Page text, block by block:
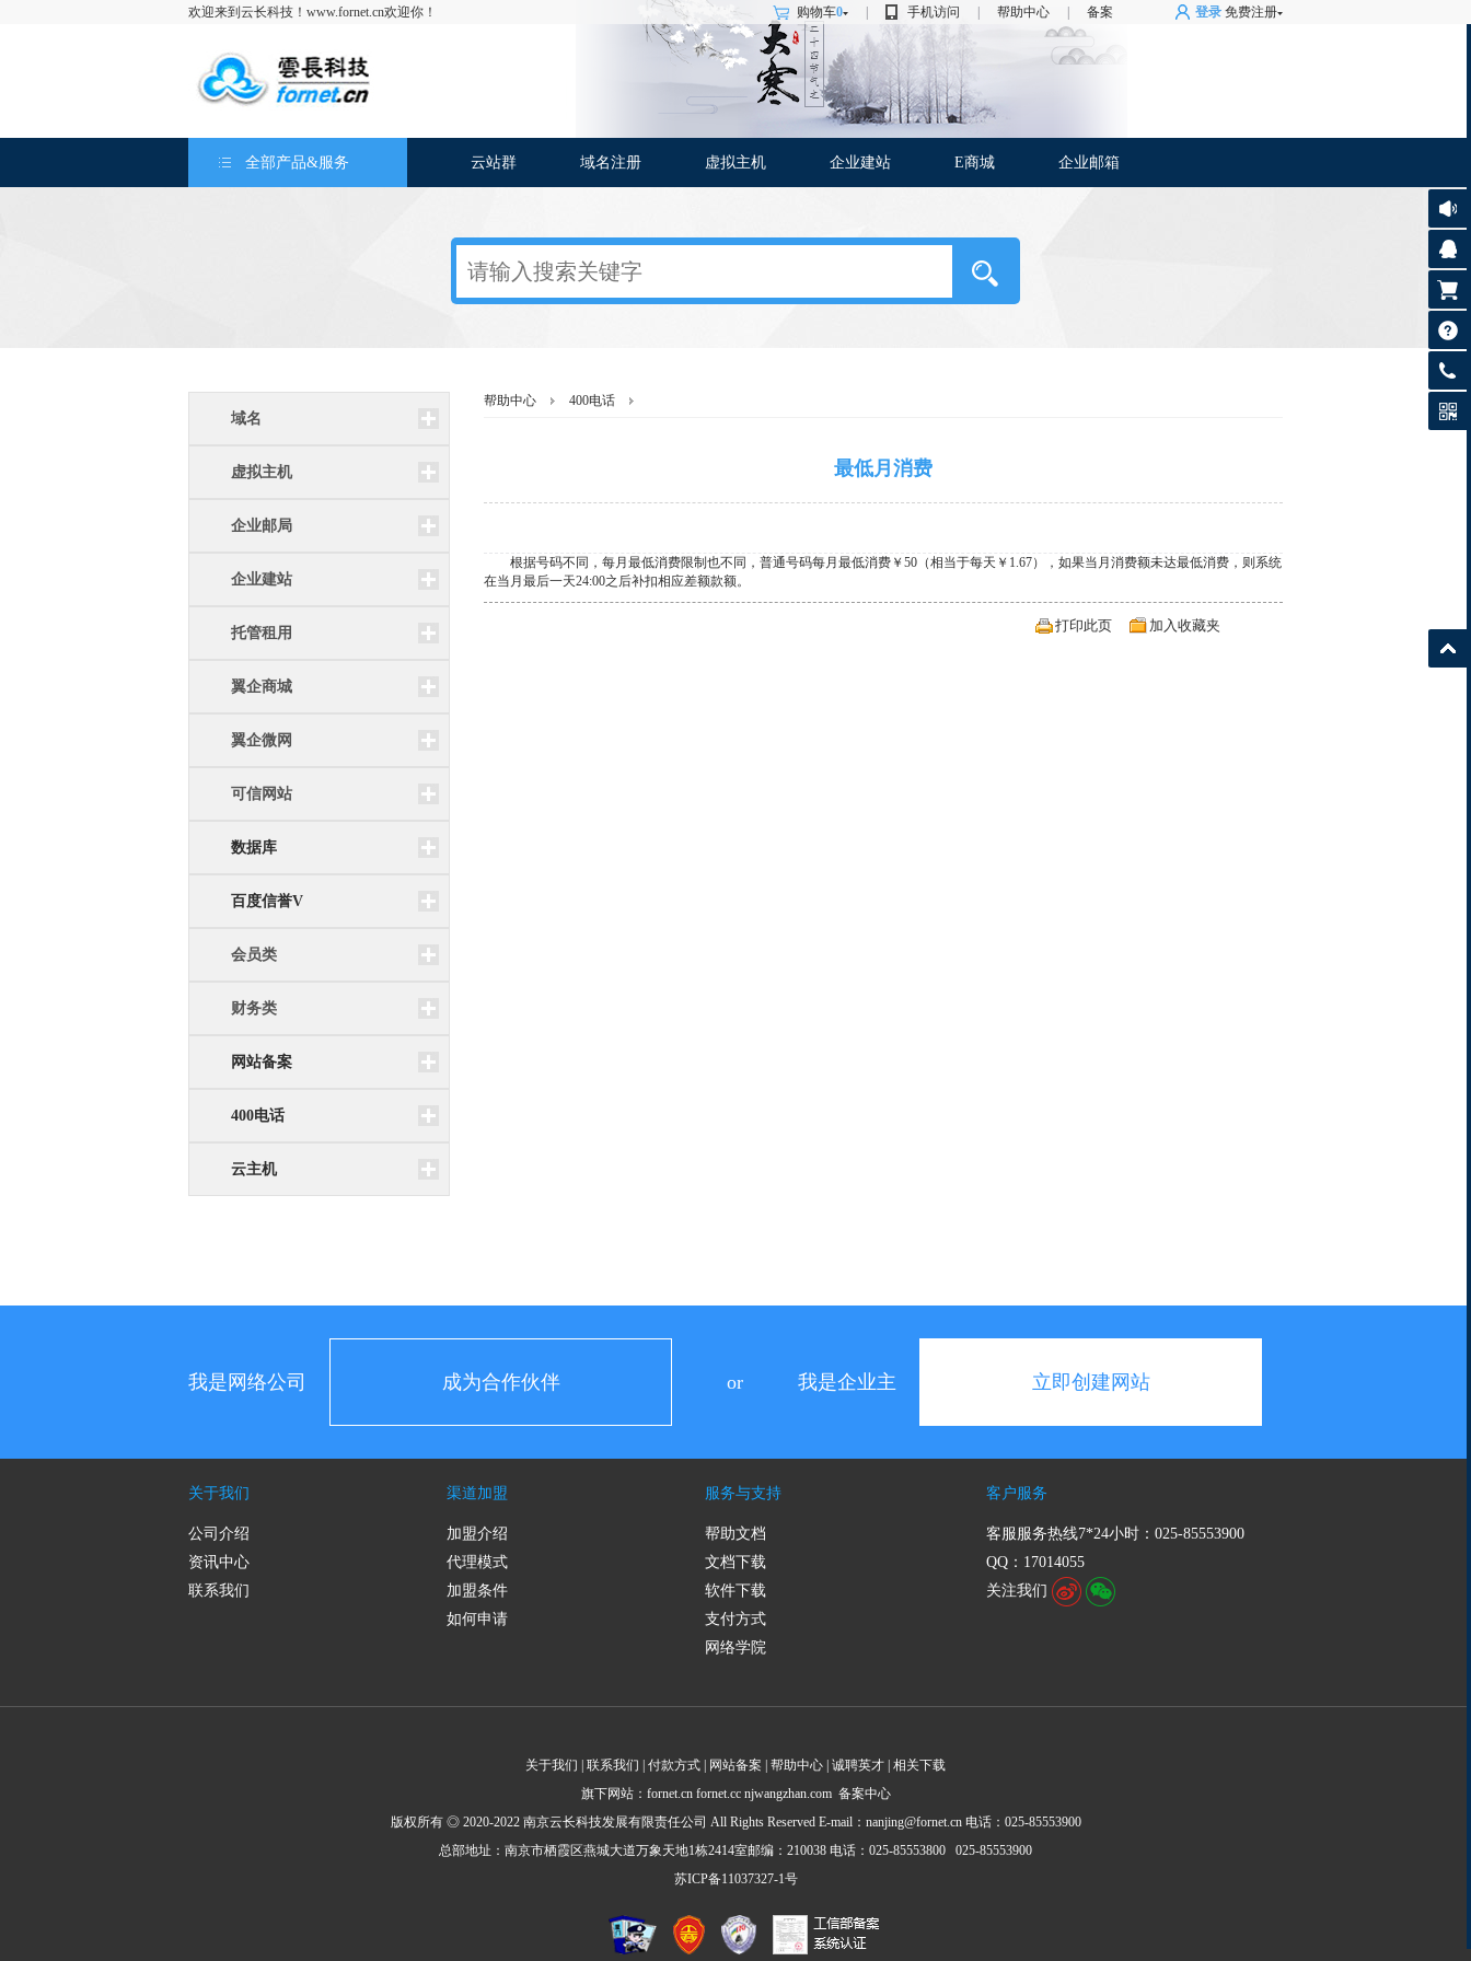
欢迎来到云长科技！www.fornet.cn欢迎你！ 购物车0 手机访问 帮助中心 备案 登录 免费注册
全部产品&服务 云站群 域名注册 虚拟主机 企业建站 E商城 企业邮箱
域名
虚拟主机
企业邮局
企业建站
托管租用
翼企商城
翼企微网
可信网站
数据库
百度信誉V
会员类
财务类
网站备案
400电话
云主机
帮助中心 400电话
最低月消费
根据号码不同，每月最低消费限制也不同，普通号码每月最低消费￥50（相当于每天￥1.67），如果当月消费额未达最低消费，则系统
在当月最后一天24:00之后补扣相应差额款额。
打印此页 加入收藏夹
我是网络公司 成为合作伙伴 or 我是企业主 立即创建网站
关于我们
公司介绍
资讯中心
联系我们
渠道加盟
加盟介绍
代理模式
加盟条件
如何申请
服务与支持
帮助文档
文档下载
软件下载
支付方式
网络学院
客户服务
客服服务热线7*24小时：025-85553900
QQ：17014055
关注我们
关于我们 | 联系我们 | 付款方式 | 网站备案 | 帮助中心 | 诚聘英才 | 相关下载
旗下网站：fornet.cn fornet.cc njwangzhan.com 备案中心
版权所有 ◎ 2020-2022 南京云长科技发展有限责任公司 All Rights Reserved E-mail：nanjing@fornet.cn 电话：025-85553900
总部地址：南京市栖霞区燕城大道万象天地1栋2414室邮编：210038 电话：025-85553800 025-85553900
苏ICP备11037327-1号